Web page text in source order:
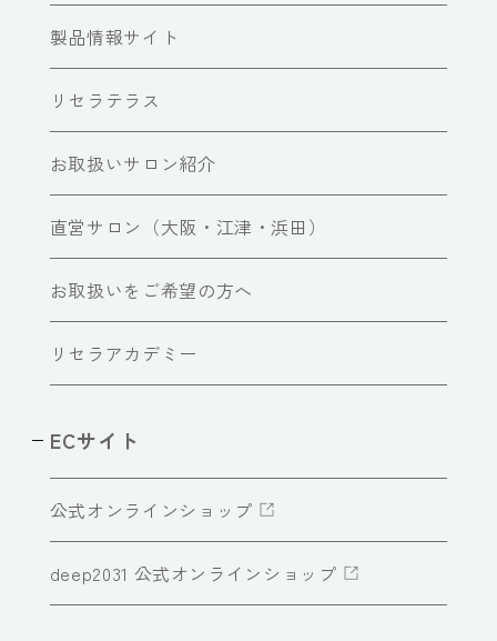
製品情報サイト
リセラテラス
お取扱いサロン紹介
直営サロン（大阪・江津・浜田）
お取扱いをご希望の方へ
リセラアカデミー
ECサイト
公式オンラインショップ
deep2031 公式オンラインショップ